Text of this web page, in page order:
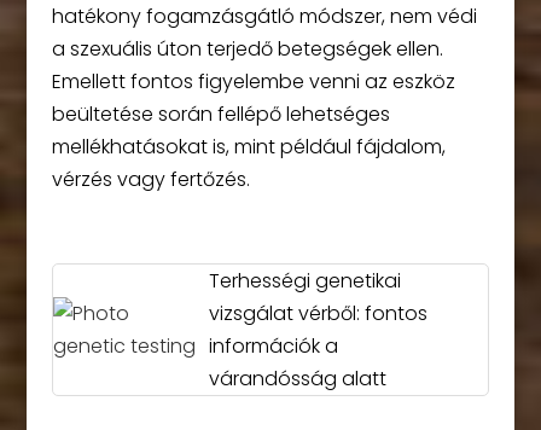
hatékony fogamzásgátló módszer, nem védi
a szexuális úton terjedő betegségek ellen.
Emellett fontos figyelembe venni az eszköz
beültetése során fellépő lehetséges
mellékhatásokat is, mint például fájdalom,
vérzés vagy fertőzés.
Terhességi genetikai
vizsgálat vérből: fontos
információk a
várandósság alatt